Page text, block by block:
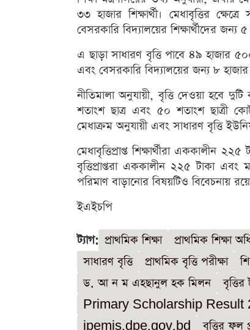
৩৩ হাজার শিক্ষার্থী। মেধাবৃত্তির
বেসরকারি বিদ্যালয়ের শিক্ষার্থীদের জন্য
এ ছাড়া সাধারণ বৃত্তি পাবে ৪৯ হাজার
এবং বেসরকারি বিদ্যালয়ের জন্য ৮ হাজার
নীতিমালা অনুযায়ী, বৃত্তি দেওয়া হবে
শতাংশ ছাত্র এবং ৫০ শতাংশ ছাত্রী
মেধাক্রম অনুযায়ী এবং সাধারণ বৃত্তি
মেধাবৃত্তিপ্রাপ্ত শিক্ষার্থীরা এককালীন
বৃত্তিপ্রাপ্তরা এককালীন ২২৫ টাকা
পরিমাণ বাড়ানোর বিষয়টিও বিবেচনায়
ইএইচপি
ট্যাগ: প্রাথমিক শিক্ষা প্রাথমিক শিক্ষা
সাধারণ বৃত্তি
প্রাথমিক বৃত্তি পরীক্ষা
ড. আ ন ম এহছানুল হক মিলন
বৃত্তির
Primary Scholarship Result
ipemis.dpe.gov.bd
বৃত্তির ফল